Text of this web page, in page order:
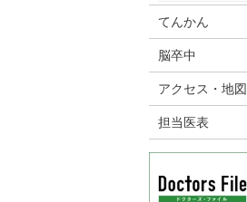
てんかん
脳卒中
アクセス・地図
担当医表